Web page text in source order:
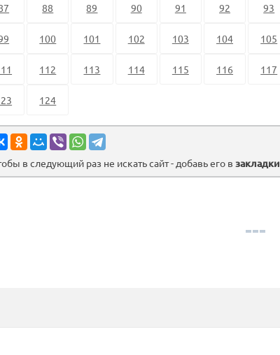
88 89 90 91 92 93
100 101 102 103 104 105
112 113 114 115 116 117
124
в следующий раз не искать сайт - добавь его в закладки